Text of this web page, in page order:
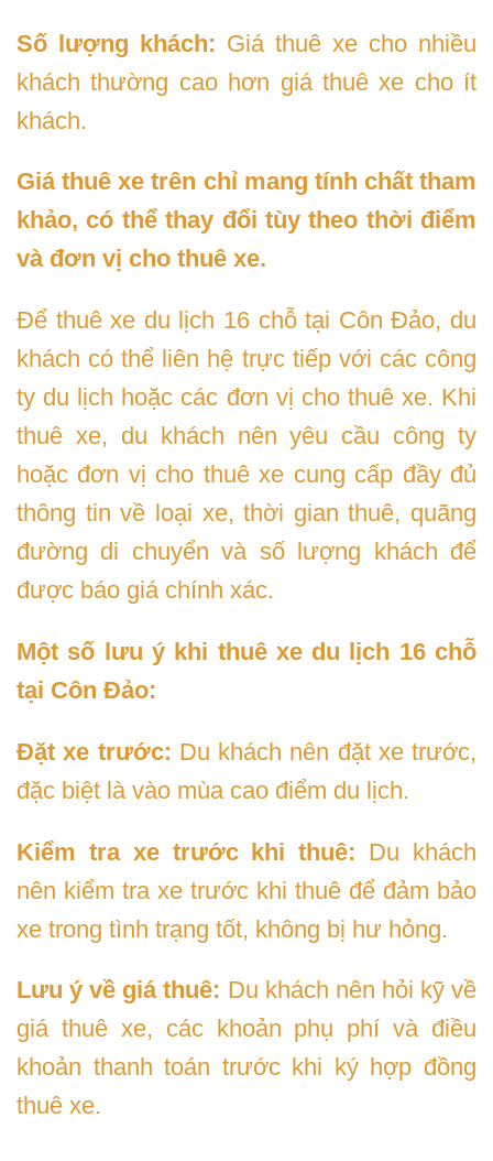
Số lượng khách: Giá thuê xe cho nhiều
khách thường cao hơn giá thuê xe cho ít
khách.
Giá thuê xe trên chỉ mang tính chất tham
khảo, có thể thay đổi tùy theo thời điểm
và đơn vị cho thuê xe.
Để thuê xe du lịch 16 chỗ tại Côn Đảo, du
khách có thể liên hệ trực tiếp với các công
ty du lịch hoặc các đơn vị cho thuê xe. Khi
thuê xe, du khách nên yêu cầu công ty
hoặc đơn vị cho thuê xe cung cấp đầy đủ
thông tin về loại xe, thời gian thuê, quãng
đường di chuyển và số lượng khách để
được báo giá chính xác.
Một số lưu ý khi thuê xe du lịch 16 chỗ
tại Côn Đảo:
Đặt xe trước: Du khách nên đặt xe trước,
đặc biệt là vào mùa cao điểm du lịch.
Kiểm tra xe trước khi thuê: Du khách
nên kiểm tra xe trước khi thuê để đảm bảo
xe trong tình trạng tốt, không bị hư hỏng.
Lưu ý về giá thuê: Du khách nên hỏi kỹ về
giá thuê xe, các khoản phụ phí và điều
khoản thanh toán trước khi ký hợp đồng
thuê xe.